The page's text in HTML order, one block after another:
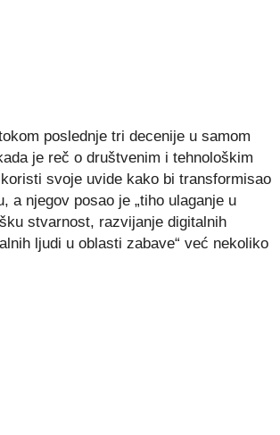
poslednje tri decenije u samom
je reč o društvenim i tehnološkim
svoje uvide kako bi transformisao
a njegov posao je „tiho ulaganje u
stvarnost, razvijanje digitalnih
ljudi u oblasti zabave“ već nekoliko